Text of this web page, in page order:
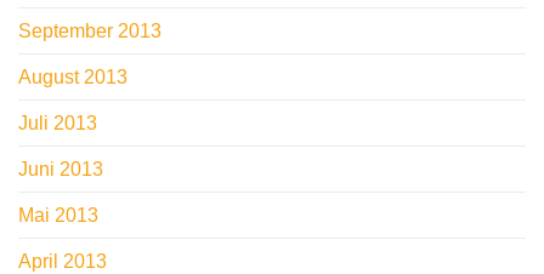
September 2013
August 2013
Juli 2013
Juni 2013
Mai 2013
April 2013